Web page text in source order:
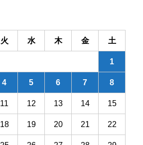
火 水 木 金 土
1
4 5 6 7 8
11 12 13 14 15
18 19 20 21 22